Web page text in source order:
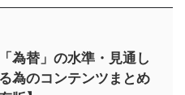
「為替」の水準・見通し
為のコンテンツまとめ